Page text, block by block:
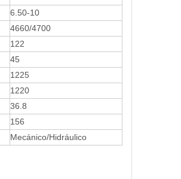
6.50-10
4660/4700
122
45
1225
1220
36.8
156
Mecánico/Hidráulico